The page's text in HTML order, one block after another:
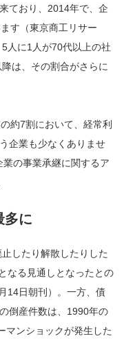
ており、2014年で、企
す（東京商工リサー
人に1人が70代以上の社
は、その割合がさらに
約7割において、経常利
企業も少なくありませ
の事業承継に関するア
多に
したり解散したりした
なる見通しとなったとの
14日朝刊）。一方、債
倒産件数は、1990年の
マンショックが発生した